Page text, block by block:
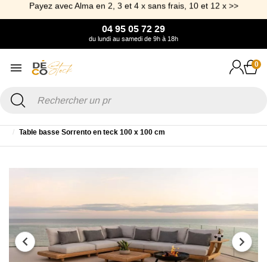
Payez avec Alma en 2, 3 et 4 x sans frais, 10 et 12 x >>
04 95 05 72 29
du lundi au samedi de 9h à 18h
0
Table basse Sorrento en teck 100 x 100 cm